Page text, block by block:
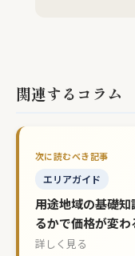
関連するコラム
エリアガイド
用途地域の基礎
るかで価格が変
詳しく見る